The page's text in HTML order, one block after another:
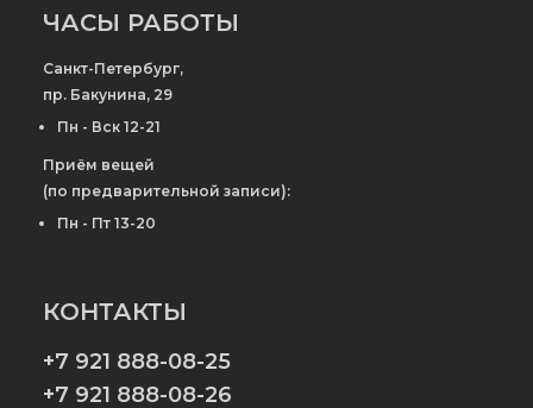
ЧАСЫ РАБОТЫ
Санкт-Петербург,
пр. Бакунина, 29
Пн - Вск 12-21
Приём вещей
(по предварительной записи):
Пн - Пт 13-20
КОНТАКТЫ
+7 921 888-08-25
+7 921 888-08-26